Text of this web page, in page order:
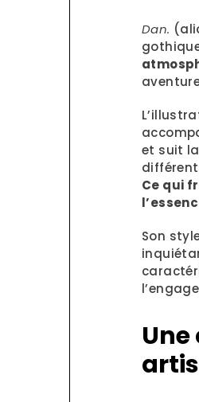
Dan.
et suit
Ce qui
Son